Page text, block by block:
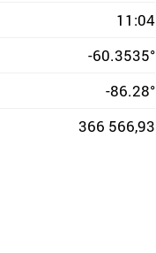
11:04
-60.3535°
-86.28°
366 566,93